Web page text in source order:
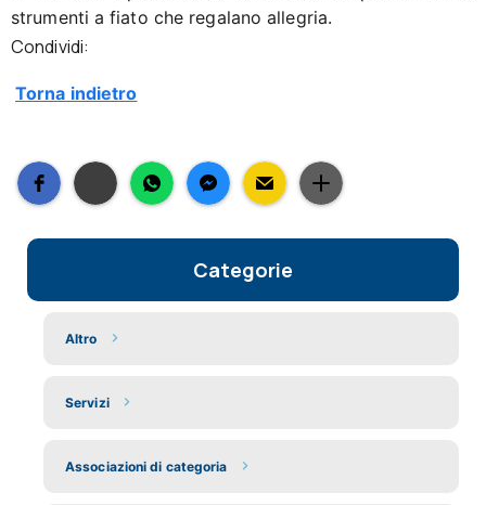
strumenti a fiato che regalano allegria.
Condividi:
Torna indietro
Categorie
Altro
Servizi
Associazioni di categoria